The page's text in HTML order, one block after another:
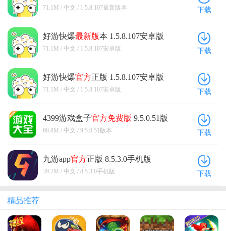
最新版本
71.1M / 中文 / 1.5.8.107最新版本 下载
好游快爆最新版本 1.5.8.107安卓版
71.1M / 中文 / 1.5.8.107安卓版 下载
好游快爆官方正版 1.5.8.107安卓版
71.1M / 中文 / 1.5.8.107安卓版 下载
4399游戏盒子官方免费版 9.5.0.51版
本
68.8M / 中文 / 9.5.0.51版本 下载
九游app官方正版 8.5.3.0手机版
39.7M / 中文 / 8.5.3.0手机版 下载
精品推荐